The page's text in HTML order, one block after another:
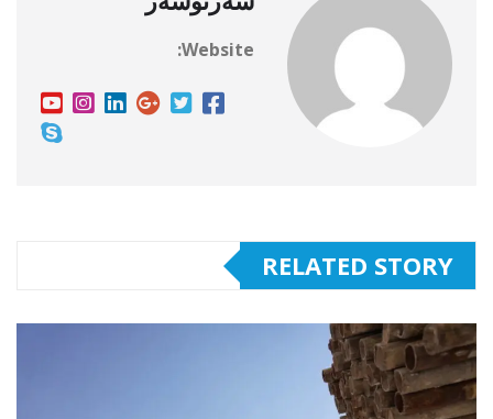
Website:
RELATED STORY